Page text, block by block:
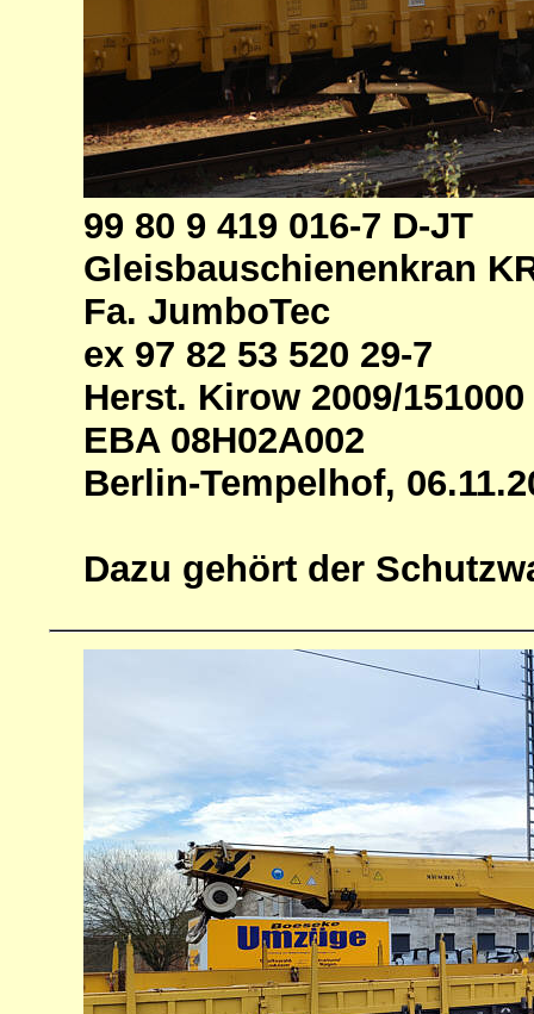
99 80 9 419 016-7 D-JT
Gleisbauschienenkran
Fa. JumboTec
ex 97 82 53 520 29-7
Herst. Kirow 2009/151000
EBA 08H02A002
Berlin-Tempelhof,
Dazu gehört der